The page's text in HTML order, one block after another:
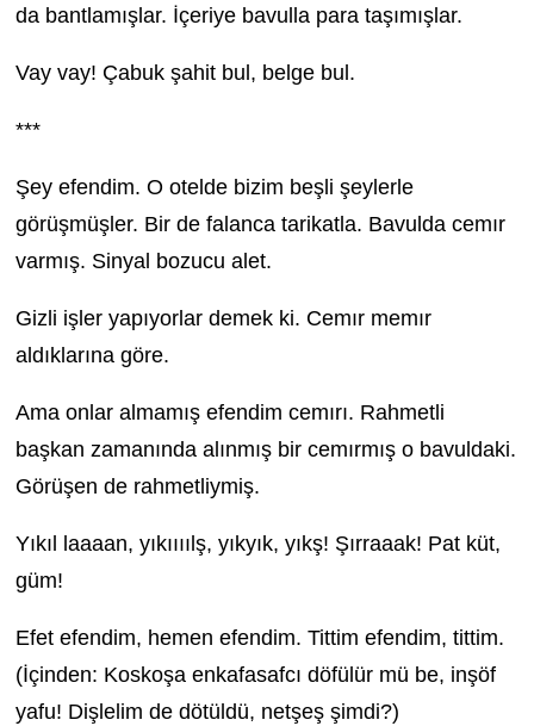
da bantlamışlar. İçeriye bavulla para taşımışlar.
Vay vay! Çabuk şahit bul, belge bul.
***
Şey efendim. O otelde bizim beşli şeylerle
görüşmüşler. Bir de falanca tarikatla. Bavulda cemır
varmış. Sinyal bozucu alet.
Gizli işler yapıyorlar demek ki. Cemır memır
aldıklarına göre.
Ama onlar almamış efendim cemırı. Rahmetli
başkan zamanında alınmış bir cemırmış o bavuldaki.
Görüşen de rahmetliymiş.
Yıkıl laaaan, yıkıııılş, yıkyık, yıkş! Şırraaak! Pat küt,
güm!
Efet efendim, hemen efendim. Tittim efendim, tittim.
(İçinden: Koskoşa enkafasafcı döfülür mü be, inşöf
yafu! Dişlelim de dötüldü, netşeş şimdi?)